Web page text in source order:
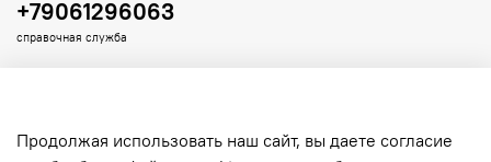
+79061296063
справочная служба
Продолжая использовать наш сайт, вы даете согласие